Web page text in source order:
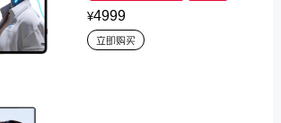
¥4999
立即购买